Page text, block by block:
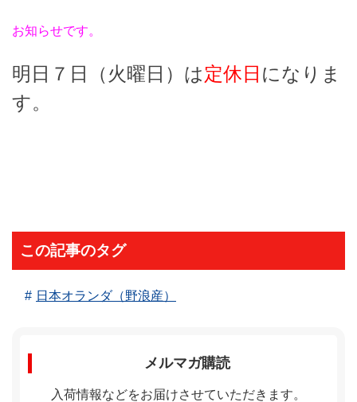
お知らせです。
明日７日（火曜日）は定休日 になりま
す。
この記事のタグ
日本オランダ（野浪産）
メルマガ購読
入荷情報などをお届けさせていただきます。